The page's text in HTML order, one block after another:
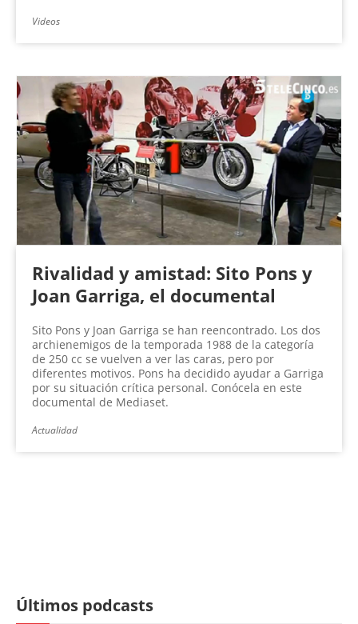
Videos
Rivalidad y amistad: Sito Pons y
Joan Garriga, el documental
Sito Pons y Joan Garriga se han reencontrado. Los dos
archienemigos de la temporada 1988 de la categoría
de 250 cc se vuelven a ver las caras, pero por
diferentes motivos. Pons ha decidido ayudar a Garriga
por su situación crítica personal. Conócela en este
documental de Mediaset.
Actualidad
Últimos podcasts